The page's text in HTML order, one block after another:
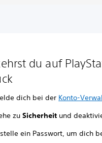
du auf
dich bei der Konto-
zuSicherheit und
ein Passwort, um dich